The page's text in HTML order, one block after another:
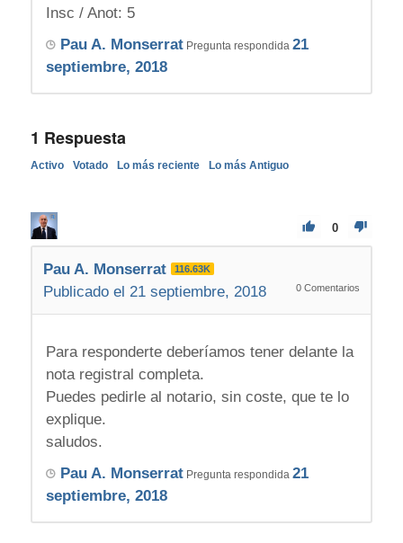
Insc / Anot: 5
Pau A. MonserratPregunta respondida 21
septiembre, 2018
1 Respuesta
Activo Votado Lo más reciente Lo más Antiguo
0
Pau A. Monserrat 116.63K
Publicado el 21 septiembre, 2018 0 Comentarios
Para responderte deberíamos tener delante la
nota registral completa.
Puedes pedirle al notario, sin coste, que te lo
explique.
saludos.
Pau A. MonserratPregunta respondida 21
septiembre, 2018